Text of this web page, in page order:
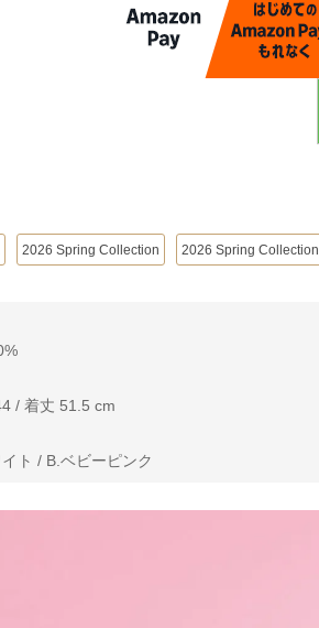
2026 Spring Collection 2026 Spring Collection
/ 着丈 51.5 cm
ト / B.ベビーピンク